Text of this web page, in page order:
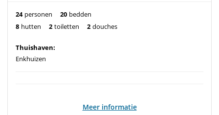
24 personen 20 bedden
8 hutten 2 toiletten 2 douches
Thuishaven:
Enkhuizen
Meer informatie